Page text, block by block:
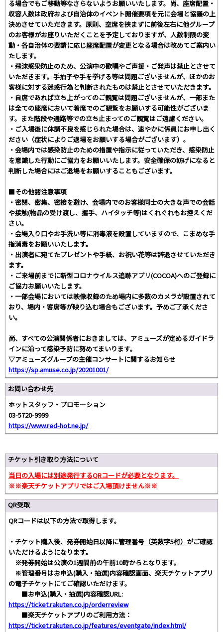
る場合でもご移動等なさらないようお願いいたします。尚、座席配置・
収容人数は政府および自治体のイベント開催要項を元に会場と協議の上
決めさせていただきます。原則、空席を挟まずに前後左右に他グループ
のお客様がお座りいただくことを予定しておりますが、人数制限の変
動・各自治体の要請に応じ座席配置が変更となる場合は改めてご案内い
たします。
・飛沫感染防止のため、公演中の歌唱やご声援・ご発声は禁止とさせて
いただきます。手拍子や手を挙げる等は問題ございませんが、ほかのお
客様に対する迷惑行為と判断されたものは禁止とさせていただきます。
・自席であれば立ち上がってのご観覧は問題ございませんが、一部また
は全ての座席において着席でのご観覧をお願いする可能性がございま
す。また階段や通路等での立ち止まってのご観覧はご遠慮ください。
・ご入場後に体調不良を感じられた場合は、速やかに係員にお申し出く
ださい（症状によりご退場をお願いする場合がございます）。
・会場内では感染防止のための措置や指示に従っていただき、感染防止
を意識した行動にご協力をお願いいたします。安全確保の妨げになると
判断した場合にはご退場をお願いすることもございます。
■その他諸注意事項
・密閉、密集、密接を避け、会場内でのお客様同士の大きな声での会話
や接触(物品の受け渡し、握手、ハイタッチ等)はくれぐれもお控えくだ
さい。
・会場入り口やお手洗い等に消毒液を設置していますので、こまめな手
指消毒をお願いいたします。
・出演者に宛てたプレゼントや手紙、お祝い花等は辞退させていただき
ます。
・ご来場前までに新型コロナウイルス追跡アプリ(COCOA)へのご登録に
ご協力お願いいたします。
・一部会場においては映像収録のため場内に多数のカメラが設置されて
おり、場内・客席等が映り込む場合もございます。予めご了承くださ
い。
尚、すべての公演関係者におきましては、アミューズが定めるガイドラ
インに沿って感染予防に努めてまいります。
▽アミューズグループの主催コンサートに関するお知らせ
https://sp.amuse.co.jp/20201001/
お問い合わせ先
ホットスタッフ・プロモーション
03-5720-9999
https://www.red-hot.ne.jp/
チケット引き取り方法について
当日の入場には別途発行するQRコードが必要となります。
※※楽天チケットアプリではご入場頂けません※※
QR受取
QRコードは以下の方法で取得します。
・チケット購入後、発券開始日以降に管理番号（英数字5桁） がご確認
いただけるようになります。
※発券開始は公演の1週間前の午前10時からとなります。
※管理番号はお申込(購入・抽選)内容確認画面、楽天チケットアプリ
の電子チケットにてご確認いただけます。
■お申込(購入・抽選)内容確認URL:
https://ticket.rakuten.co.jp/orderreview
■楽天チケットアプリのご利用方法：
https://ticket.rakuten.co.jp/features/eventgate/index.html/